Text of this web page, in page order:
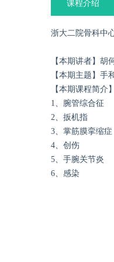
课程介绍
浙大二院骨科中
【本期讲者】胡
【本期主题】手
【本期课程简介】
1、腕管综合征
2、扳机指
3、掌筋膜挛缩症
4、创伤
5、手腕关节炎
6、感染